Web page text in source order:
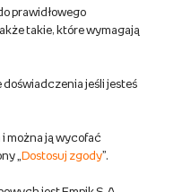
prawidłowego
takie, które wymagają
doświadczenia jeśli jesteś
można ją wycofać
„ Dostosuj zgody”.